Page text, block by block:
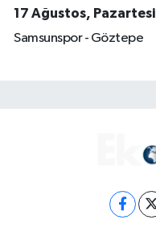
17 Ağustos, Pazartesi
Samsunspor - Göztepe